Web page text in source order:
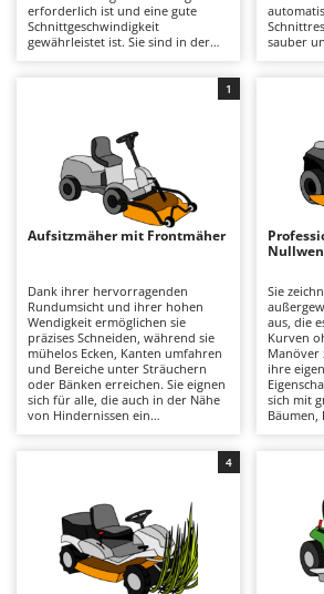
Aufroller für Olivennetze
Aufschnittmaschinen
Auslegemulcher für Traktoren
Balkenmäher
Bandsägen
Batterieladegeräte -
Baumscheren - pneumatisch
Baumstumpffräsen
Bindezangen - elektrisch
Bodenfräsen für Traktor
Bodenreinigungsmaschinen
Brutmaschinen Inkubatoren
Bürsten für den Außenbereich
Dampfreiniger und Dampfbesen
ANTHBOT
Archman
Argo
Ariete
Attila
Ausonia
Awelco
B
Baesso
Bahco
Benassi
Beper
Berkel
erforderlich ist und eine gute
Schnittgeschwindigkeit
gewährleistet ist. Sie sind in der
und eine angemessene Präzision.
die Möglichkeit, ein spezielles
Mulchen-Kit zu installieren.
sauber
den
ist, und
und den
Aufsitzmäher mit Frontmäher
Dank ihrer hervorragenden
Rundumsicht und ihrer hohen
Wendigkeit ermöglichen sie
präzises Schneiden, während sie
mühelos Ecken, Kanten umfahren
und Bereiche unter Sträuchern
oder Bänken erreichen. Sie eignen
sich für alle, die auch in der Nähe
von Hindernissen ein
serienmäßig über eine
Mulchfunktion.
1
Sie
aus, die
Kurven
Manöver
ihre
sich mit
Bäumen,
ein
zu
Messer
etwaige
4